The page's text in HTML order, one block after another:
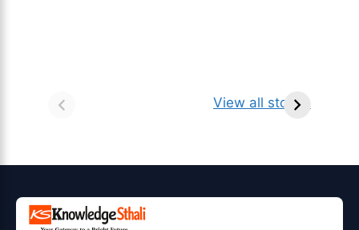
View all stories
किसे कहते है?
ज्योतिर्लिंग | नाम,